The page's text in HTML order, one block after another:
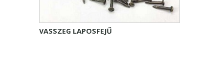
VASSZEG LAPOSFEJŰ